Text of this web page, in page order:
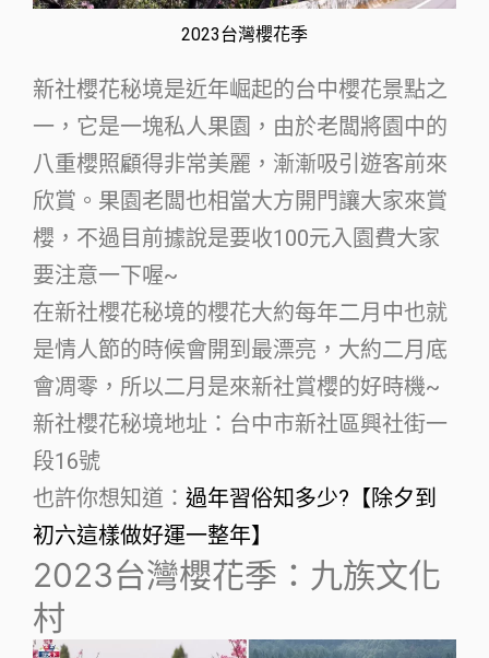
2023台灣櫻花季
新社櫻花秘境是近年崛起的台中櫻花景點之
一，它是一塊私人果園，由於老闆將園中的
八重櫻照顧得非常美麗，漸漸吸引遊客前來
欣賞。果園老闆也相當大方開門讓大家來賞
櫻，不過目前據說是要收100元入園費大家
要注意一下喔~
在新社櫻花秘境的櫻花大約每年二月中也就
是情人節的時候會開到最漂亮，大約二月底
會凋零，所以二月是來新社賞櫻的好時機~
新社櫻花秘境地址：台中市新社區興社街一
段16號
也許你想知道： 過年習俗知多少?【除夕到
初六這樣做好運一整年】
2023台灣櫻花季：九族文化
村